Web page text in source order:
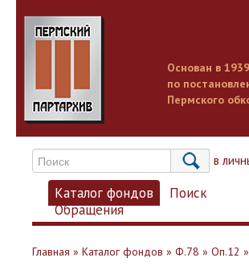
Основан в
по
Пермского
Вход в
Каталог фондов
Поиск
Обращения
Главная » Каталог фондов » Ф.78 » Оп.12 »